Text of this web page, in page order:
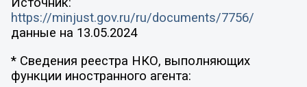
https://minjust.gov.ru/ru/documents/7756/
данные на 13.05.2024
* Сведения реестра НКО, выполняющих
функции иностранного агента: